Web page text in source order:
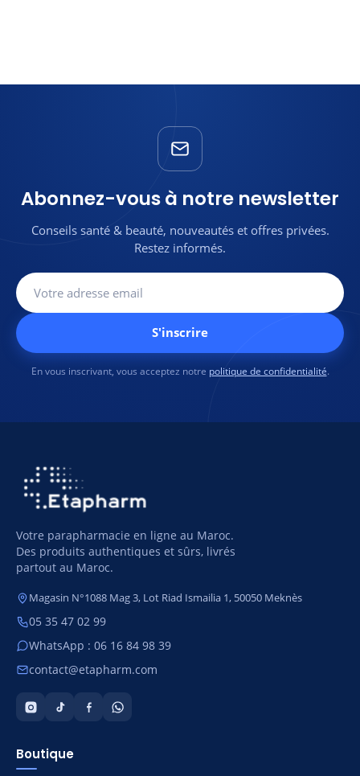
Abonnez-vous à notre newsletter
Conseils santé & beauté, nouveautés et offres privées.
Restez informés.
S'inscrire
En vous inscrivant, vous acceptez notre politique de confidentialité.
Votre parapharmacie en ligne au Maroc.
Des produits authentiques et sûrs, livrés
partout au Maroc.
Magasin N°1088 Mag 3, Lot Riad Ismailia 1, 50050 Meknès
05 35 47 02 99
WhatsApp : 06 16 84 98 39
contact@etapharm.com
Boutique